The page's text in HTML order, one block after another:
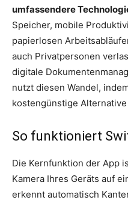
umfassendere
Speicher, mobile
papierlosen
auch Privatpersonen
digitale
nutzt diesen Wandel,
kostengünstige
So funktioniert
Die Kernfunktion der App
Kamera Ihres Geräts auf
erkennt automatisch